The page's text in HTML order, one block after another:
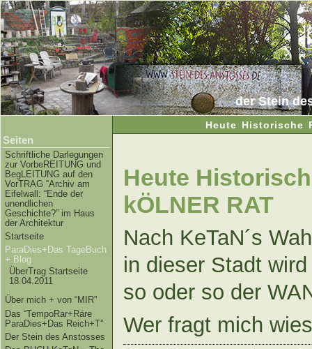
der Stein
Heute Historische
Seiten
Schriftliche Darlegungen
zur VorbeREITUNG und
BegLEITUNG auf den
VorTRAG “Archiv am
Eifelwall: “Ende der
unendlichen
Geschichte?” im Haus
der Architektur
Startseite
ParaDies+Das TageBuch
+ Blog
ÜberTrag Startseite
18.04.2011
Über mich + von “MIR”
Das “TempoRar+Räre
ParaDies+Das Reich+T”
Der Stein des Anstosses
Heute
kÖLNER RAT
Nach KeTaN´s
in dieser Stadt
so oder so der
Wer fragt mich